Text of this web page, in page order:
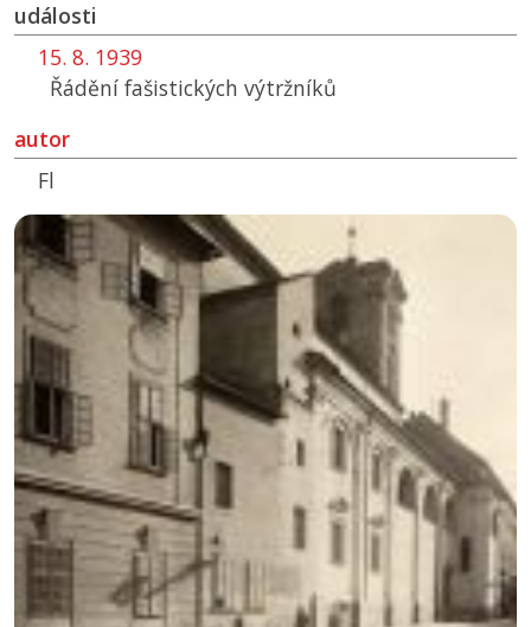
události
15. 8. 1939
Řádění fašistických výtržníků
autor
Fl